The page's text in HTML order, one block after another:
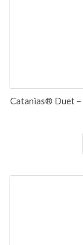
Catanias® Duet –